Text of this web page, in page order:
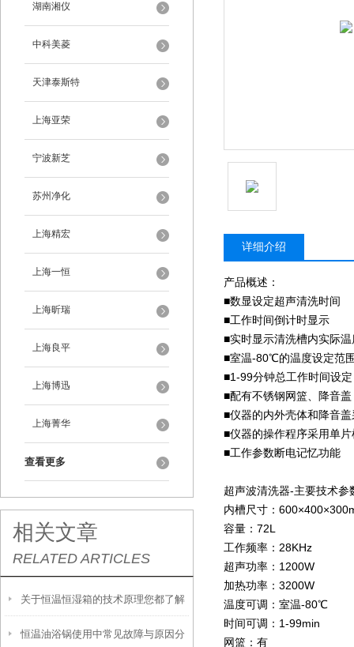
湖南湘仪
中科美菱
天津泰斯特
上海亚荣
宁波新芝
苏州净化
上海精宏
上海一恒
上海昕瑞
上海良平
上海博迅
上海菁华
查看更多
相关文章
RELATED ARTICLES
关于恒温恒湿箱的技术原理您都了解
吗？
恒温油浴锅使用中常见故障与原因分
详细介绍
产品概述：
■数显设定超声清洗时间
■工作时间倒计时显示
■实时显示清洗槽内实际温
■室温-80℃的温度设定范
■1-99分钟总工作时间设定
■配有不锈钢网篮、降音盖
■仪器的内外壳体和降音
■仪器的操作程序采用单
■工作参数断电记忆功能
超声波清洗器-主要技术参
内槽尺寸：
容量：72L
工作频率：28KHz
超声功率：1200W
加热功率：3200W
温度可调：室温-80℃
时间可调：1-99min
网篮：有